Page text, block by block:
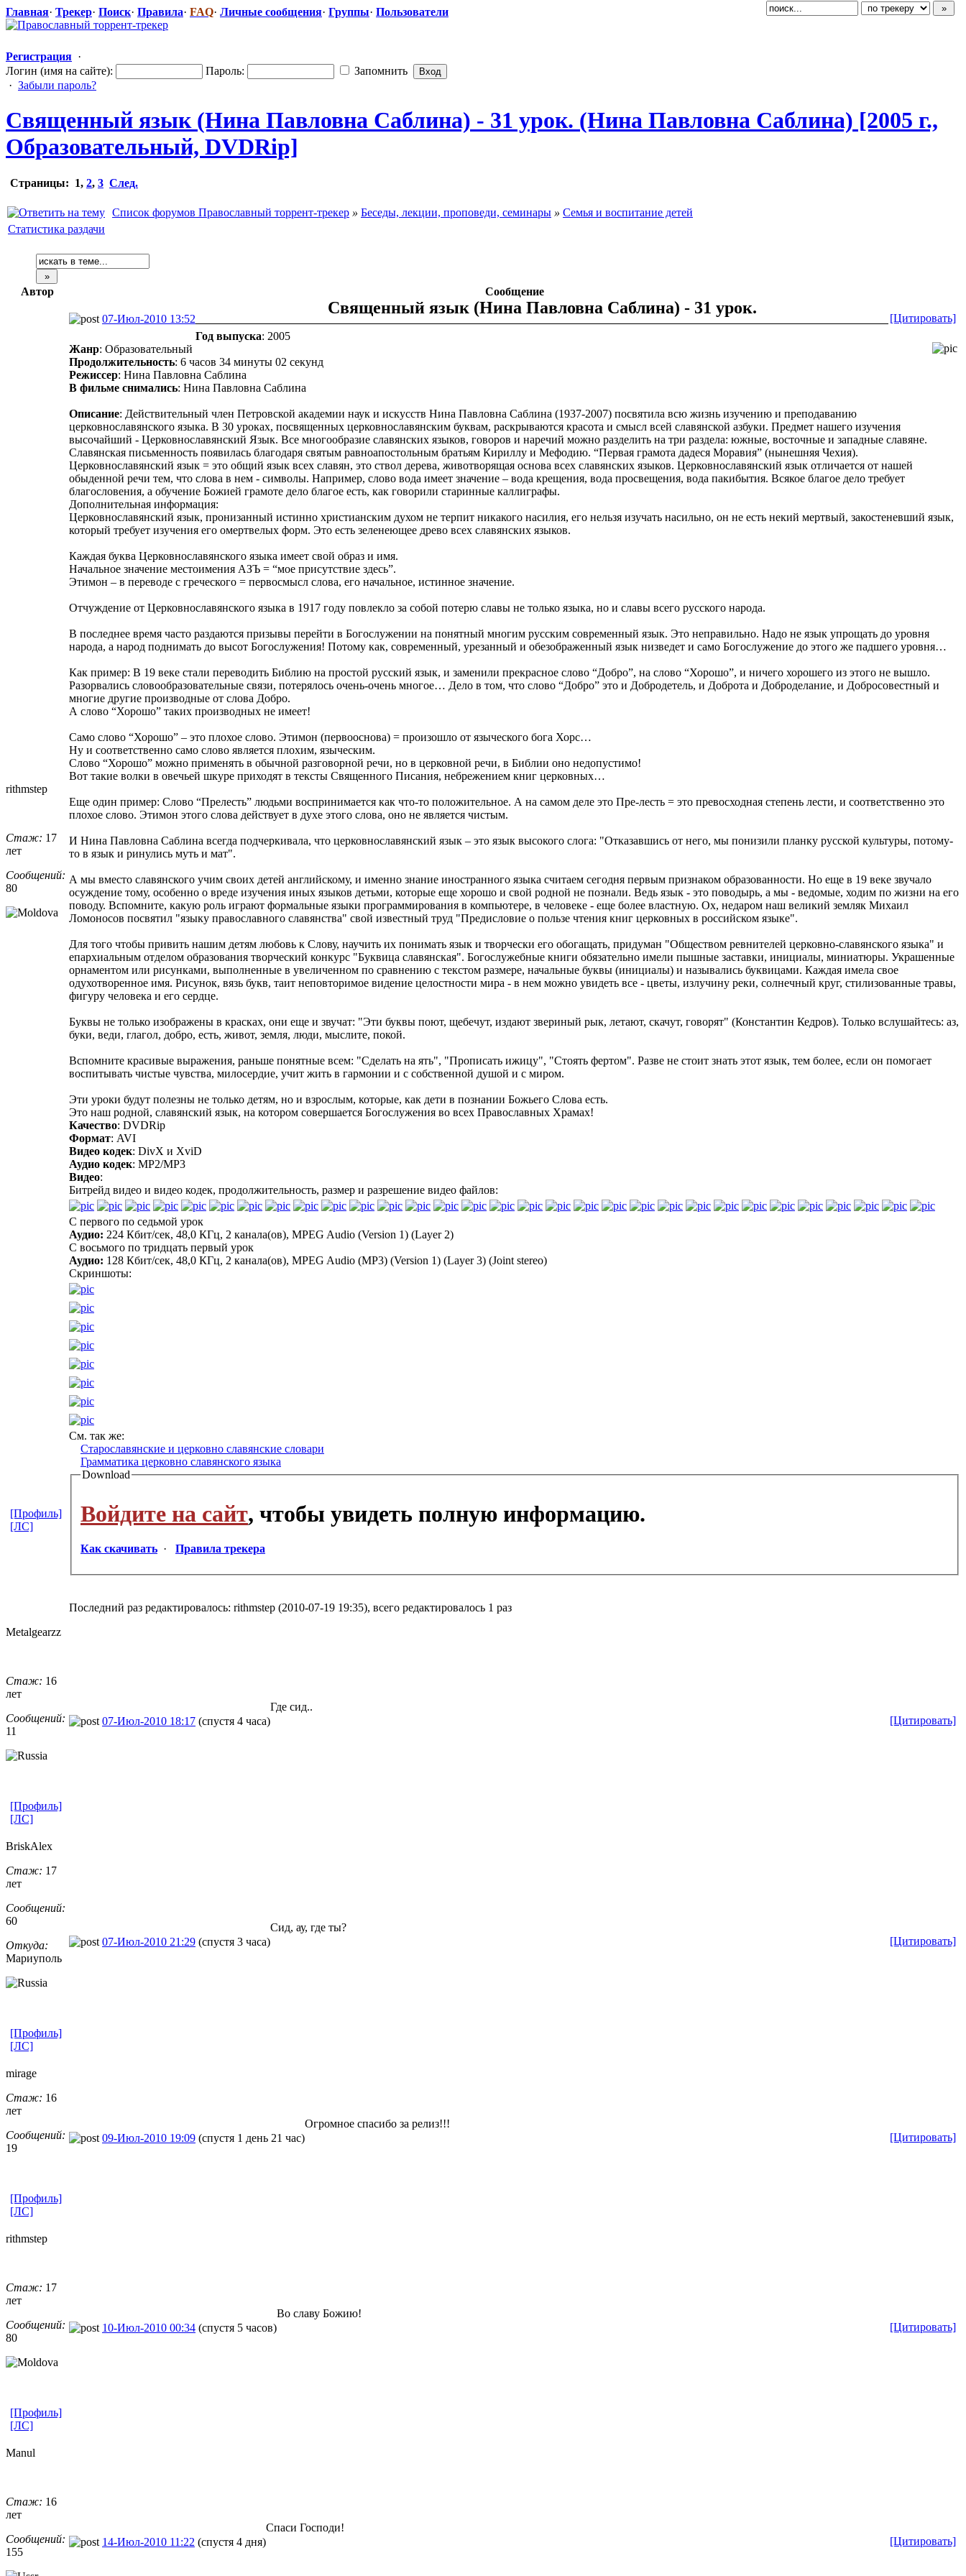
Главная· Трекер· Поиск· Правила· FAQ· Личные сообщения· Группы· Пользователи
Регистрация ·
Логин (имя на сайте):
Пароль:
Запомнить
· Забыли пароль?
Священный язык (Нина Павловна Саблина) - 31 урок. (Нина Павловна Саблина) [2005 г.,
Образователь​ный, DVDRip]
Страницы: 1, 2, 3 След.
Список форумов Православный торрент-трекер » Беседы, лекции, проповеди, семинары » Семья и воспитание детей
Статистика раздачи
Автор Сообщение
rithmstep
Стаж: 17
лет
Сообщений:
80
07-Июл-2010 13:52 [Цитировать]
Священный язык (Нина Павловна Саблина) - 31 урок.
Год выпуска: 2005
Жанр: Образовательный
Продолжительность: 6 часов 34 минуты 02 секунд
Режиссер: Нина Павловна Саблина
В фильме снимались: Нина Павловна Саблина
Описание: Действительный член Петровской академии наук и искусств Нина Павловна Саблина (1937-2007) посвятила всю жизнь изучению и преподаванию
церковнославянского языка. В 30 уроках, посвященных церковнославянским буквам, раскрываются красота и смысл всей славянской азбуки. Предмет нашего изучения
высочайший - Церковнославянский Язык. Все многообразие славянских языков, говоров и наречий можно разделить на три раздела: южные, восточные и западные славяне.
Славянская письменность появилась благодаря святым равноапостольным братьям Кириллу и Мефодию. “Первая грамота дадеся Моравия” (нынешняя Чехия).
Церковнославянский язык = это общий язык всех славян, это ствол дерева, животворящая основа всех славянских языков. Церковнославянский язык отличается от нашей
обыденной речи тем, что слова в нем - символы. Например, слово вода имеет значение – вода крещения, вода просвещения, вода пакибытия. Всякое благое дело требует
благословения, а обучение Божией грамоте дело благое есть, как говорили старинные каллиграфы.
Дополнительная информация:
Церковнославянский язык, пронизанный истинно христианским духом не терпит никакого насилия, его нельзя изучать насильно, он не есть некий мертвый, закостеневший язык,
который требует изучения его омертвелых форм. Это есть зеленеющее древо всех славянских языков.
Каждая буква Церковнославянского языка имеет свой образ и имя.
Начальное значение местоимения АЗЪ = “мое присутствие здесь”.
Этимон – в переводе с греческого = первосмысл слова, его начальное, истинное значение.
Отчуждение от Церковнославянского языка в 1917 году повлекло за собой потерю славы не только языка, но и славы всего русского народа.
В последнее время часто раздаются призывы перейти в Богослужении на понятный многим русским современный язык. Это неправильно. Надо не язык упрощать до уровня
народа, а народ поднимать до высот Богослужения! Потому как, современный, урезанный и обезображенный язык низведет и само Богослужение до этого же падшего уровня…
Как пример: В 19 веке стали переводить Библию на простой русский язык, и заменили прекрасное слово “Добро”, на слово “Хорошо”, и ничего хорошего из этого не вышло.
Разорвались словообразовательные связи, потерялось очень-очень многое… Дело в том, что слово “Добро” это и Добродетель, и Доброта и Доброделание, и Добросовестный и
многие другие производные от слова Добро.
А слово “Хорошо” таких производных не имеет!
Само слово “Хорошо” – это плохое слово. Этимон (первооснова) = произошло от языческого бога Хорс…
Ну и соответственно само слово является плохим, языческим.
Слово “Хорошо” можно применять в обычной разговорной речи, но в церковной речи, в Библии оно недопустимо!
Вот такие волки в овечьей шкуре приходят в тексты Священного Писания, небрежением книг церковных…
Еще один пример: Слово “Прелесть” людьми воспринимается как что-то положительное. А на самом деле это Пре-лесть = это превосходная степень лести, и соответственно это
плохое слово. Этимон этого слова действует в духе этого слова, оно не является чистым.
И Нина Павловна Саблина всегда подчеркивала, что церковнославянский язык – это язык высокого слога: "Отказавшись от него, мы понизили планку русской культуры, потому-
то в язык и ринулись муть и мат".
А мы вместо славянского учим своих детей английскому, и именно знание иностранного языка считаем сегодня первым признаком образованности. Но еще в 19 веке звучало
осуждение тому, особенно о вреде изучения иных языков детьми, которые еще хорошо и свой родной не познали. Ведь язык - это поводырь, а мы - ведомые, ходим по жизни на его
поводу. Вспомните, какую роль играют формальные языки программирования в компьютере, в человеке - еще более властную. Ох, недаром наш великий земляк Михаил
Ломоносов посвятил "языку православного славянства" свой известный труд "Предисловие о пользе чтения книг церковных в российском языке".
Для того чтобы привить нашим детям любовь к Слову, научить их понимать язык и творчески его обогащать, придуман "Обществом ревнителей церковно-славянского языка" и
епархиальным отделом образования творческий конкурс "Буквица славянская". Богослужебные книги обязательно имели пышные заставки, инициалы, миниатюры. Украшенные
орнаментом или рисунками, выполненные в увеличенном по сравнению с текстом размере, начальные буквы (инициалы) и назывались буквицами. Каждая имела свое
одухотворенное имя. Рисунок, вязь букв, таит неповторимое видение целостности мира - в нем можно увидеть все - цветы, излучину реки, солнечный круг, стилизованные травы,
фигуру человека и его сердце.
Буквы не только изображены в красках, они еще и звучат: "Эти буквы поют, щебечут, издают звериный рык, летают, скачут, говорят" (Константин Кедров). Только вслушайтесь: аз,
буки, веди, глагол, добро, есть, живот, земля, люди, мыслите, покой.
Вспомните красивые выражения, раньше понятные всем: "Сделать на ять", "Прописать ижицу", "Стоять фертом". Разве не стоит знать этот язык, тем более, если он помогает
воспитывать чистые чувства, милосердие, учит жить в гармонии и с собственной душой и с миром.
Эти уроки будут полезны не только детям, но и взрослым, которые, как дети в познании Божьего Слова есть.
Это наш родной, славянский язык, на котором совершается Богослужения во всех Православных Храмах!
Качество: DVDRip
Формат: AVI
Видео кодек: DivX и XviD
Аудио кодек: MP2/MP3
Видео:
Битрейд видео и видео кодек, продолжительность, размер и разрешение видео файлов:
С первого по седьмой урок
Аудио: 224 Кбит/сек, 48,0 КГц, 2 канала(ов), MPEG Audio (Version 1) (Layer 2)
С восьмого по тридцать первый урок
Аудио: 128 Кбит/сек, 48,0 КГц, 2 канала(ов), MPEG Audio (MP3) (Version 1) (Layer 3) (Joint stereo)
Скриншоты:
См. так же:
Старославянские и церковно славянские словари
Грамматика церковно славянского языка
Download
Войдите на сайт, чтобы увидеть полную информацию.
Как скачивать · Правила трекера
Последний раз редактировалось: rithmstep (2010-07-19 19:35), всего редактировалось 1 раз
[Профиль]
[ЛС]
Metalgearzz
Стаж: 16
лет
Сообщений:
11
07-Июл-2010 18:17 (спустя 4 часа) [Цитировать]
Где сид..
[Профиль]
[ЛС]
BriskAlex
Стаж: 17
лет
Сообщений:
60
Откуда:
Мариуполь
07-Июл-2010 21:29 (спустя 3 часа) [Цитировать]
Сид, ау, где ты?
[Профиль]
[ЛС]
mirage
Стаж: 16
лет
Сообщений:
19
09-Июл-2010 19:09 (спустя 1 день 21 час) [Цитировать]
Огромное спасибо за релиз!!!
[Профиль]
[ЛС]
rithmstep
Стаж: 17
лет
Сообщений:
80
10-Июл-2010 00:34 (спустя 5 часов) [Цитировать]
Во славу Божию!
[Профиль]
[ЛС]
Manul
Стаж: 16
лет
Сообщений:
155
14-Июл-2010 11:22 (спустя 4 дня) [Цитировать]
Спаси Господи!